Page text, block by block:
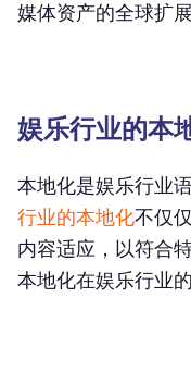
媒体资产的全球扩展
娱乐行业的本
本地化是娱乐行业
行业的本地化不仅
内容适应，以符合
本地化在娱乐行业